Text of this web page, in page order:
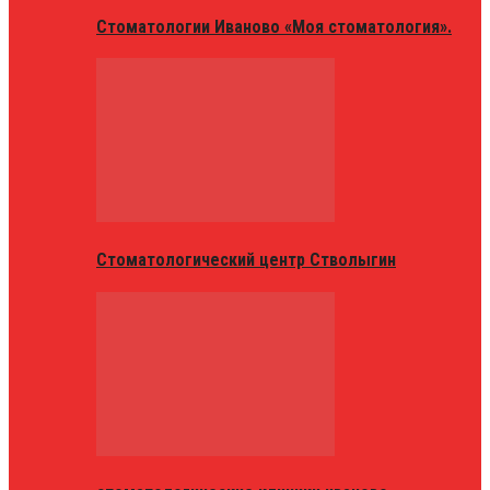
Стоматологии Иваново «Моя стоматология».
Стоматологический центр Стволыгин